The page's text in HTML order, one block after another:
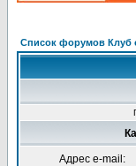
Список форумов Клуб
Адрес e-mail: